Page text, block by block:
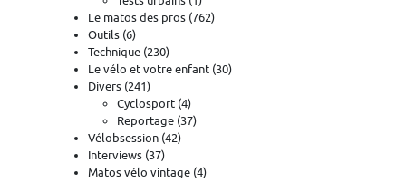
Le matos des pros (762)
Outils (6)
Technique (230)
Le vélo et votre enfant (30)
Divers (241)
Cyclosport (4)
Reportage (37)
Vélobsession (42)
Interviews (37)
Matos vélo vintage (4)